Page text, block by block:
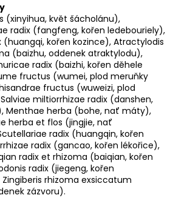
(xinyihua, květ šácholánu),
radix (fangfeng, kořen ledebouriely),
(huangqi, kořen kozince), Atractylodis
(baizhu, oddenek atraktylodu),
radix (baizhi, kořen děhele
fructus (wumei, plod meruňky
fructus (wuweizi, plod
miltiorrhizae radix (danshen,
Menthae herba (bohe, nať máty),
herba et flos (jingjie, nať
radix (huangqin, kořen
radix (gancao, kořen lékořice),
radix et rhizoma (baiqian, kořen
radix (jiegeng, kořen
rhizoma exsiccatum
zázvoru).